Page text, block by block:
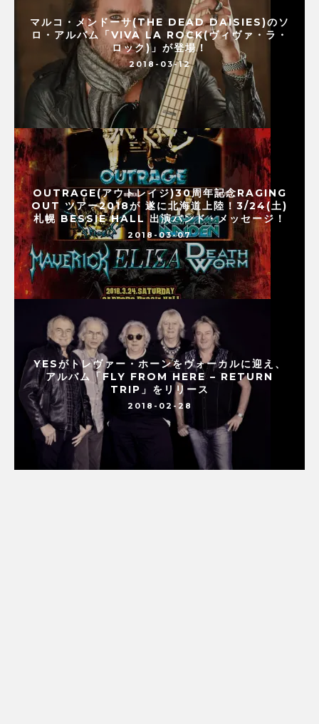
マルコ・メンドーサ(THE DEAD DAISIES)のソ
ロ・アルバム「VIVA LA ROCK(ヴィヴァ・ラ・
ロック)」が登場！
2018-03-12
OUTRAGE(アウトレイジ)30周年記念RAGING
OUT ツアー2018が 遂に北海道上陸！3/24(土)
札幌 BESSIE HALL 出演バンド・メッセージ！
2018-03-07
YESがトレヴァー・ホーンをヴォーカルに迎え、
アルバム「FLY FROM HERE – RETURN
TRIP」をリリース
2018-02-28